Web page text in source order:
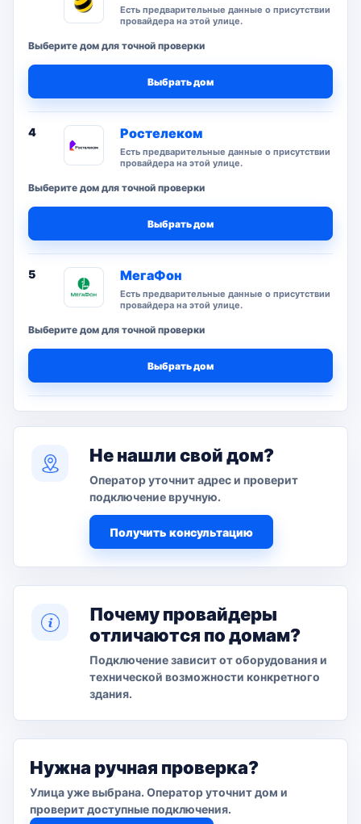
Есть предварительные данные о присутствии
провайдера на этой улице.
Выберите дом для точной проверки
Выбрать дом
4 Ростелеком
Есть предварительные данные о присутствии
провайдера на этой улице.
Выберите дом для точной проверки
Выбрать дом
5 МегаФон
Есть предварительные данные о присутствии
провайдера на этой улице.
Выберите дом для точной проверки
Выбрать дом
Не нашли свой дом?
Оператор уточнит адрес и проверит
подключение вручную.
Получить консультацию
Почему провайдеры
отличаются по домам?
Подключение зависит от оборудования и
технической возможности конкретного
здания.
Нужна ручная проверка?
Улица уже выбрана. Оператор уточнит дом и
проверит доступные подключения.